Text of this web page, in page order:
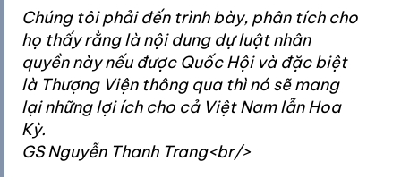
Chúng tôi phải đến trình bày, phân tích cho
họ thấy rằng là nội dung dự luật nhân
quyền này nếu được Quốc Hội và đặc biệt
là Thượng Viện thông qua thì nó sẽ mang
lại những lợi ích cho cả Việt Nam lẫn Hoa
Kỳ.
GS Nguyễn Thanh Trang<br/>